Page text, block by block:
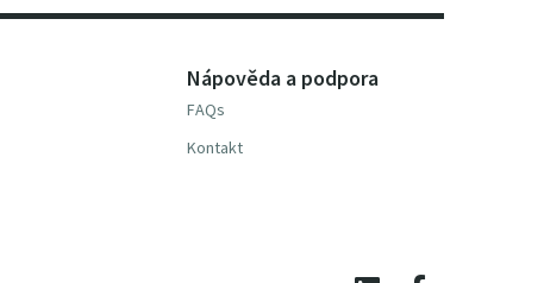
Nápověda a podpora
FAQs
Kontakt